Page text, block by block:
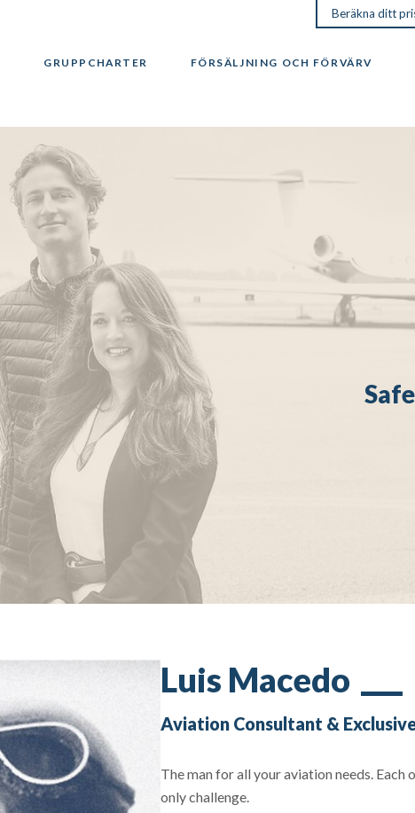
GRUPPCHARTER FÖRSÄLJNING OCH FÖRVÄRV
Beräkna ditt
Luis Macedo
Aviation Consultant &
The man for all your aviation needs. Each
only challenge.